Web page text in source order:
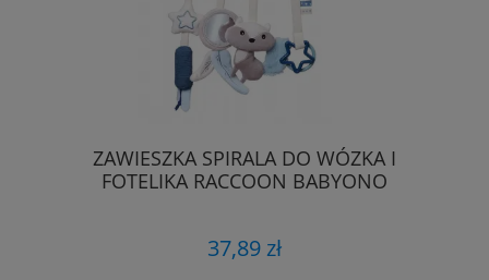
ZAWIESZKA SPIRALA DO WÓZKA I
FOTELIKA RACCOON BABYONO
37,89 zł